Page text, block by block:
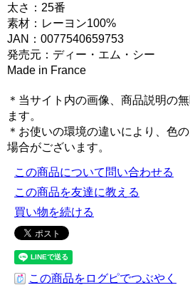
太さ：25番
素材：レーヨン100%
JAN：0077540659753
発売元：ディー・エム・シー
Made in France
＊当サイト内の画像、商品説明の
ます。
＊お使いの環境の違いにより、色
場合がございます。
この商品について問い合わせる
この商品を友達に教える
買い物を続ける
この商品をログピでつぶやく